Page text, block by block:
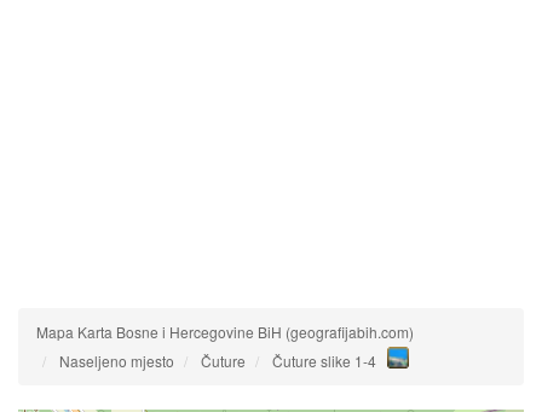
Mapa Karta Bosne i Hercegovine BiH (geografijabih.com)
Naseljeno mjesto
Čuture Čuture slike 1-4